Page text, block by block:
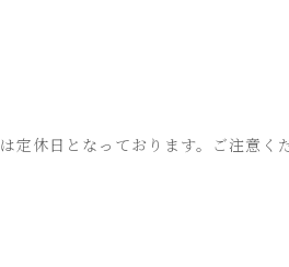
定休日となっております。ご注意く